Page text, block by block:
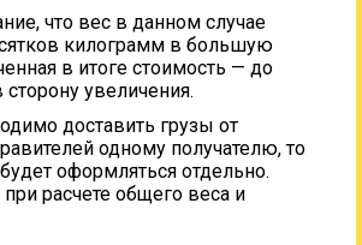
что вес в данном случае
килограмм в большую
в итоге стоимость — до
увеличения.
доставить грузы от
одному получателю, то
оформляться отдельно.
расчете общего веса и